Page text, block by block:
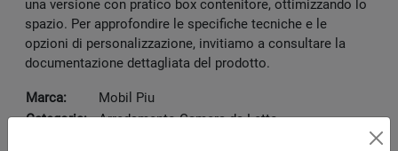
una versione con pratico box contenitore, ottimizzando lo
spazio. Per approfondire le specifiche tecniche e le
opzioni di personalizzazione, invitiamo a consultare la
documentazione dettagliata del prodotto.
Marca:
Mobil Piu
Categoria:
Arredamento Camera da Letto